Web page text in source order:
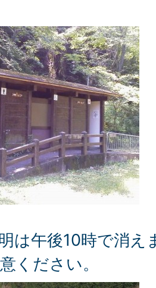
は午後10時で消え
ください。